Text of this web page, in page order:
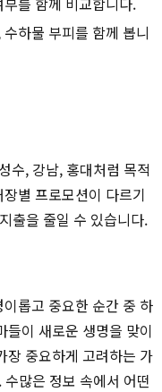
하물 부피를 함께 봅니
수, 강남, 홍대처럼 목적
별 프로모션이 다르기
출을 줄일 수 있습니다.
롭고 중요한 순간 중 하
들이 새로운 생명을 맞이
장 중요하게 고려하는 가
많은 정보 속에서 어떤